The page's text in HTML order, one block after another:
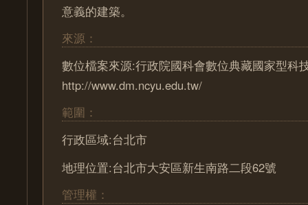
意義的建築。
來源：
數位檔案來源:行政院國科會數位典藏國家型科
http://www.dm.ncyu.edu.tw/
範圍：
行政區域:台北市
地理位置:台北市大安區新生南路二段62號
管理權：